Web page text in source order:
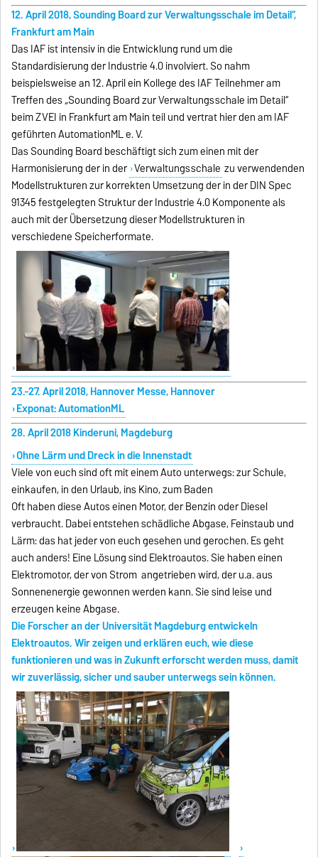
12. April 2018, Sounding Board zur Verwaltungsschale im Detail“,
Frankfurt am Main
Das IAF ist intensiv in die Entwicklung rund um die
Standardisierung der Industrie 4.0 involviert. So nahm
beispielsweise an 12. April ein Kollege des IAF Teilnehmer am
Treffen des „Sounding Board zur Verwaltungsschale im Detail“
beim ZVEI in Frankfurt am Main teil und vertrat hier den am IAF
geführten AutomationML e. V.
Das Sounding Board beschäftigt sich zum einen mit der
Harmonisierung der in der Verwaltungsschale zu verwendenden
Modellstrukturen zur korrekten Umsetzung der in der DIN Spec
91345 festgelegten Struktur der Industrie 4.0 Komponente als
auch mit der Übersetzung dieser Modellstrukturen in
verschiedene Speicherformate.
23.-27. April 2018, Hannover Messe, Hannover
Exponat: AutomationML
28. April 2018 Kinderuni, Magdeburg
Ohne Lärm und Dreck in die Innenstadt
Viele von euch sind oft mit einem Auto unterwegs: zur Schule,
einkaufen, in den Urlaub, ins Kino, zum Baden
Oft haben diese Autos einen Motor, der Benzin oder Diesel
verbraucht. Dabei entstehen schädliche Abgase, Feinstaub und
Lärm: das hat jeder von euch gesehen und gerochen. Es geht
auch anders! Eine Lösung sind Elektroautos. Sie haben einen
Elektromotor, der von Strom angetrieben wird, der u.a. aus
Sonnenenergie gewonnen werden kann. Sie sind leise und
erzeugen keine Abgase.
Die Forscher an der Universität Magdeburg entwickeln
Elektroautos. Wir zeigen und erklären euch, wie diese
funktionieren und was in Zukunft erforscht werden muss, damit
wir zuverlässig, sicher und sauber unterwegs sein können.